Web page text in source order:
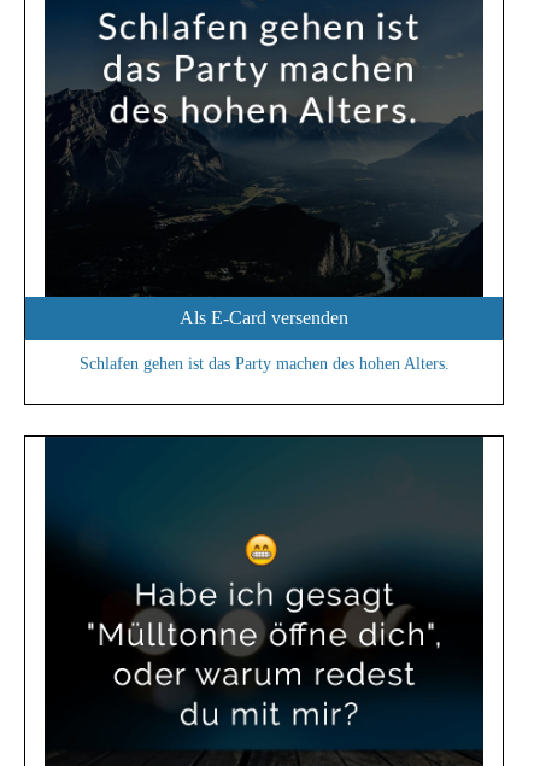
Als E-Card versenden
Schlafen gehen ist das Party machen des hohen Alters.